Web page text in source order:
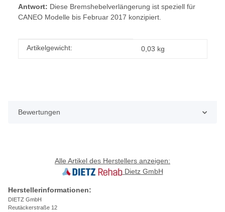
Antwort: Diese Bremshebelverlängerung ist speziell für
CANEO Modelle bis Februar 2017 konzipiert.
Produkteigenschaft
Wert
Artikelgewicht: 0,03 kg
Bewertungen
Alle Artikel des Herstellers anzeigen:
Dietz GmbH
Herstellerinformationen:
DIETZ GmbH
Reutäckerstraße 12